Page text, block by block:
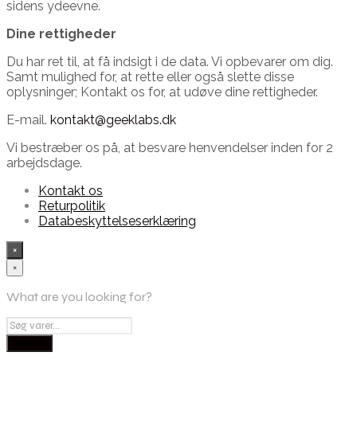
sidens ydeevne.
Dine rettigheder
Du har ret til, at få indsigt i de data. Vi opbevarer om dig.
Samt mulighed for, at rette eller også slette disse
oplysninger; Kontakt os for, at udøve dine rettigheder.
E-mail. kontakt@geeklabs.dk
Vi bestræber os på, at besvare henvendelser inden for 2
arbejdsdage.
Kontakt os
Returpolitik
Databeskyttelseserklæring
×
×
What are you looking for?